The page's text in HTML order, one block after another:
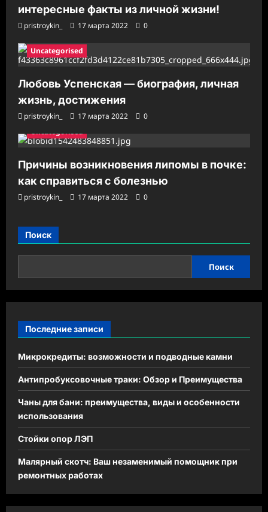
интересные факты из личной жизни!
pristroykin_ 17 марта 2022 0
Uncategorised
Любовь Успенская — биография, личная
жизнь, достижения
pristroykin_ 17 марта 2022
0
Uncategorised
Причины возникновения липомы в почке:
как справиться с болезнью
pristroykin_ 17 марта 2022 0
Поиск
Поиск
Последние записи
Микрокредиты: возможности и подводные камни
Антипробуксовочные траки: Обзор и Преимущества
Чаны для бани: преимущества, виды и особенности
использования
Стойки опор ЛЭП
Малярный скотч: Ваш незаменимый помощник при
ремонтных работах